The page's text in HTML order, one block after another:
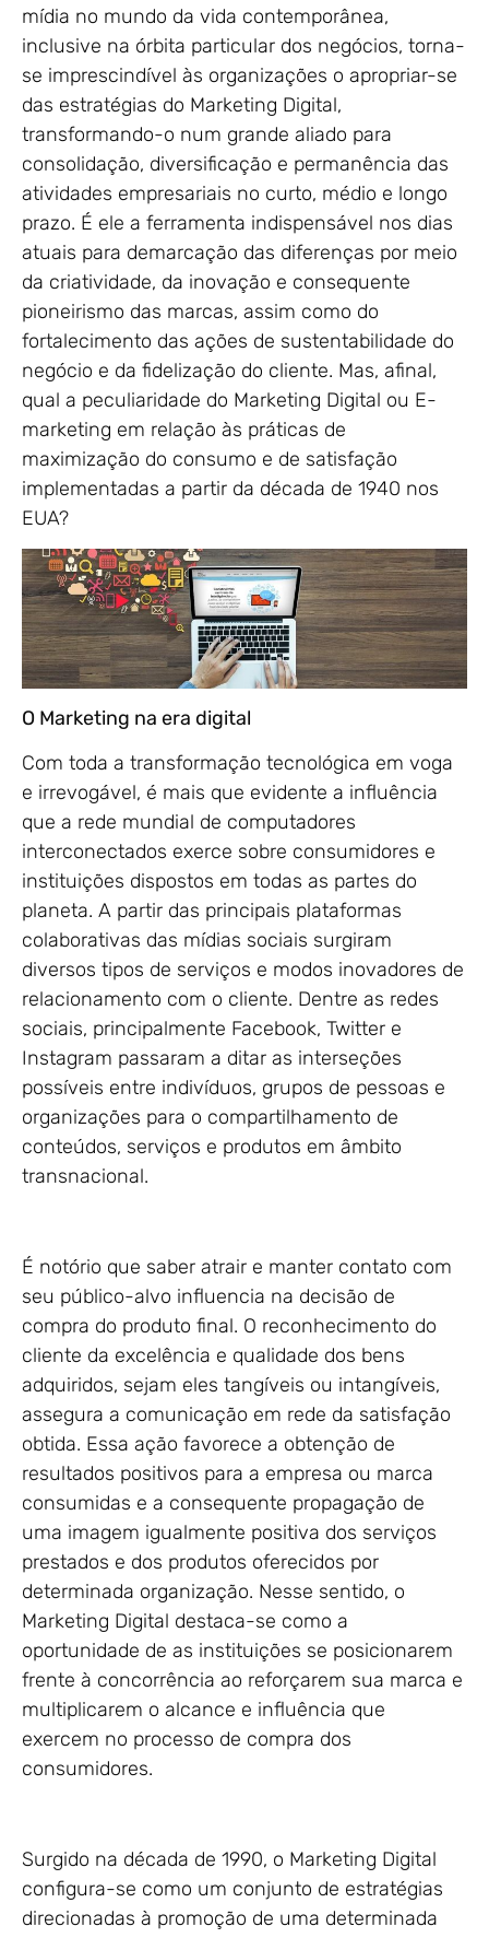
mídia no mundo da vida contemporânea,
inclusive na órbita particular dos negócios, torna-
se imprescindível às organizações o apropriar-se
das estratégias do Marketing Digital,
transformando-o num grande aliado para
consolidação, diversificação e permanência das
atividades empresariais no curto, médio e longo
prazo. É ele a ferramenta indispensável nos dias
atuais para demarcação das diferenças por meio
da criatividade, da inovação e consequente
pioneirismo das marcas, assim como do
fortalecimento das ações de sustentabilidade do
negócio e da fidelização do cliente. Mas, afinal,
qual a peculiaridade do Marketing Digital ou E-
marketing em relação às práticas de
maximização do consumo e de satisfação
implementadas a partir da década de 1940 nos
EUA?
O Marketing na era digital
Com toda a transformação tecnológica em voga
e irrevogável, é mais que evidente a influência
que a rede mundial de computadores
interconectados exerce sobre consumidores e
instituições dispostos em todas as partes do
planeta. A partir das principais plataformas
colaborativas das mídias sociais surgiram
diversos tipos de serviços e modos inovadores de
relacionamento com o cliente. Dentre as redes
sociais, principalmente Facebook, Twitter e
Instagram passaram a ditar as interseções
possíveis entre indivíduos, grupos de pessoas e
organizações para o compartilhamento de
conteúdos, serviços e produtos em âmbito
transnacional.
É notório que saber atrair e manter contato com
seu público-alvo influencia na decisão de
compra do produto final. O reconhecimento do
cliente da excelência e qualidade dos bens
adquiridos, sejam eles tangíveis ou intangíveis,
assegura a comunicação em rede da satisfação
obtida. Essa ação favorece a obtenção de
resultados positivos para a empresa ou marca
consumidas e a consequente propagação de
uma imagem igualmente positiva dos serviços
prestados e dos produtos oferecidos por
determinada organização. Nesse sentido, o
Marketing Digital destaca-se como a
oportunidade de as instituições se posicionarem
frente à concorrência ao reforçarem sua marca e
multiplicarem o alcance e influência que
exercem no processo de compra dos
consumidores.
Surgido na década de 1990, o Marketing Digital
configura-se como um conjunto de estratégias
direcionadas à promoção de uma determinada